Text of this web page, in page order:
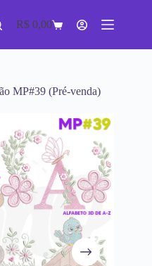
R$ 0,00
MP#39 (Pré-venda)